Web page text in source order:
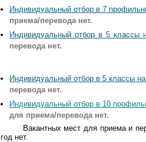
Индивидуальный отбор в 7
приема/перевода нет.
Индивидуальный отбор в 5 классы
перевода нет.
Индивидуальный отбор в 5 классы
перевода нет.
Индивидуальный отбор в 10
для приема/перевода нет.
Вакантных мест для приема и
год нет.